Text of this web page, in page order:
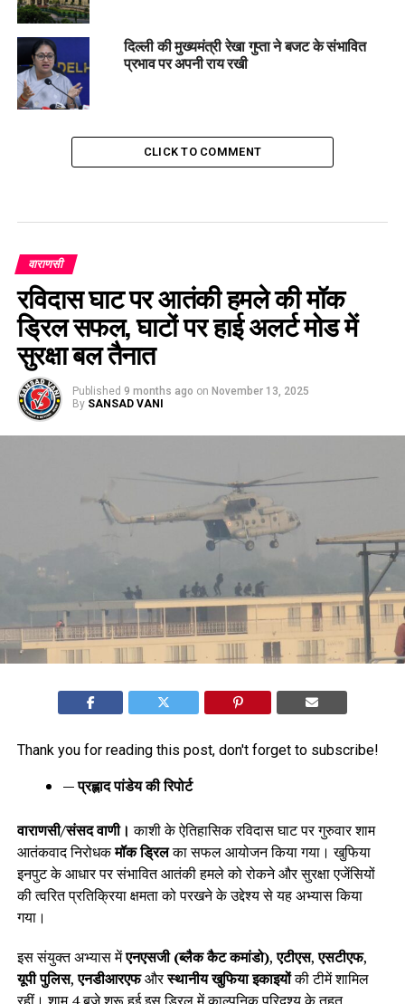
दिल्ली की मुख्यमंत्री रेखा गुप्ता ने बजट के संभावित
प्रभाव पर अपनी राय रखी
CLICK TO COMMENT
वाराणसी
रविदास घाट पर आतंकी हमले की मॉक
ड्रिल सफल, घाटों पर हाई अलर्ट मोड में
सुरक्षा बल तैनात
Published 9 months ago on November 13, 2025
By SANSAD VANI
Thank you for reading this post, don't forget to subscribe!
— प्रह्लाद पांडेय की रिपोर्ट
वाराणसी/संसद वाणी।काशी के ऐतिहासिक रविदास घाट पर गुरुवार शाम
आतंकवाद निरोधकमॉक ड्रिलका सफल आयोजन किया गया। खुफिया
इनपुट के आधार पर संभावित आतंकी हमले को रोकने और सुरक्षा एजेंसियों
की त्वरित प्रतिक्रिया क्षमता को परखने के उद्देश्य से यह अभ्यास किया
गया।
इस संयुक्त अभ्यास मेंएनएसजी (ब्लैक कैट कमांडो),एटीएस,एसटीएफ,
यूपी पुलिस,एनडीआरएफऔरस्थानीय खुफिया इकाइयोंकी टीमें शामिल